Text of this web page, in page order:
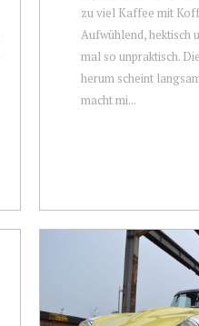
zu viel Kaffee mit
Aufwühlend, hektisch
mal so unpraktisch.
herum scheint
macht mi...